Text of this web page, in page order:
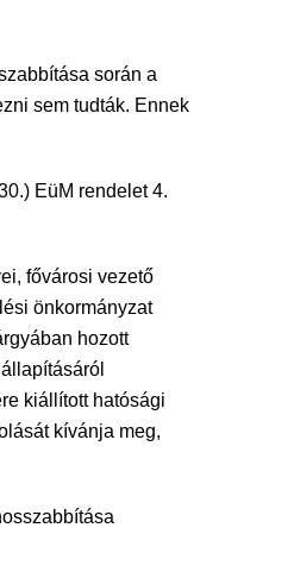
során a
sem tudták. Ennek
EüM rendelet 4.
fővárosi vezető
önkormányzat
hozott
kiállított hatósági
kívánja meg,